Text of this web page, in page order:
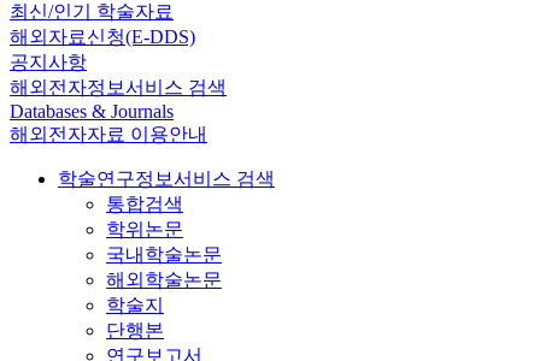
최신/인기 학술자료
해외자료신청(E-DDS)
공지사항
해외전자정보서비스 검색
Databases & Journals
해외전자자료 이용안내
학술연구정보서비스 검색
통합검색
학위논문
국내학술논문
해외학술논문
학술지
단행본
연구보고서